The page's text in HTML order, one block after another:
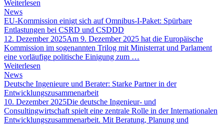
Weiterlesen
News
EU-Kommission einigt sich auf Omnibus-I-Paket: Spürbare
Entlastungen bei CSRD und CSDDD
12. Dezember 2025Am 9. Dezember 2025 hat die Europäische
Kommission im sogenannten Trilog mit Ministerrat und Parlament
eine vorläufige politische Einigung zum …
Weiterlesen
News
Deutsche Ingenieure und Berater: Starke Partner in der
Entwicklungszusammenarbeit
10. Dezember 2025Die deutsche Ingenieur- und
Consultingwirtschaft spielt eine zentrale Rolle in der Internationalen
Entwicklungszusammenarbeit. Mit Beratung, Planung und